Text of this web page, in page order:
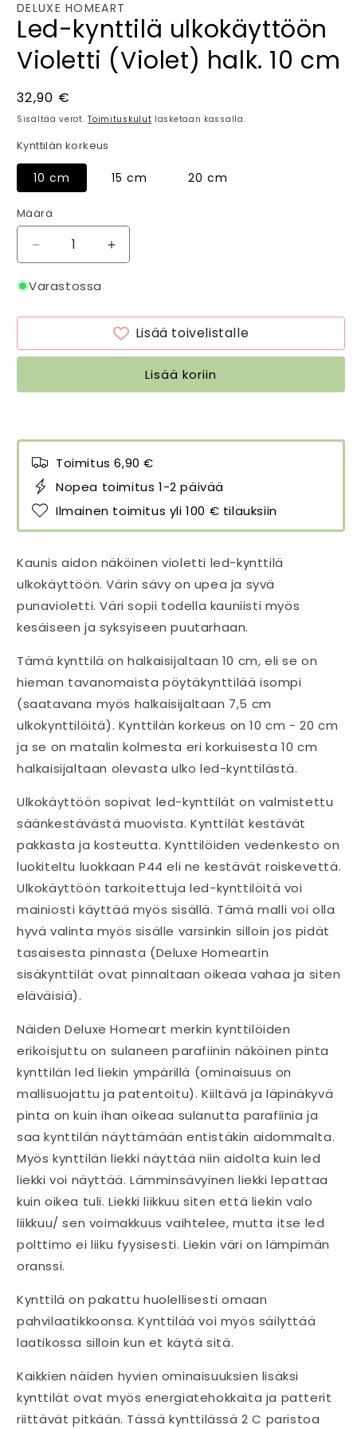
DELUXE HOMEART
Led-kynttilä ulkokäyttöön
Violetti (Violet) halk. 10 cm
Normaalihinta
32,90 €
Sisältää verot.Toimituskulut lasketaan kassalla.
Kynttilän korkeus
10 cm 15 cm 20 cm
Määrä
Määrä
Vähennä
tuotteen
Led-
ulkokäyttöön
(Violet)
Lisää
tuotteen
ulkokäyttöön
Violetti
(Violet)
Varastossa
Lisää toivelistalle
Lisää koriin
Toimitus 6,90 €
Nopea toimitus 1-2 päivää
Ilmainen toimitus yli 100 € tilauksiin
Kaunis aidon näköinen violetti led-kynttilä
ulkokäyttöön. Värin sävy on upea ja syvä
punavioletti. Väri sopii todella kauniisti myös
kesäiseen ja syksyiseen puutarhaan.
Tämä kynttilä on halkaisijaltaan 10 cm, eli se on
hieman tavanomaista pöytäkynttilää isompi
(saatavana myös halkaisijaltaan 7,5 cm
ulkokynttilöitä). Kynttilän korkeus on 10 cm - 20 cm
ja se on matalin kolmesta eri korkuisesta 10 cm
halkaisijaltaan olevasta ulko led-kynttilästä.
Ulkokäyttöön sopivat led-kynttilät on valmistettu
säänkestävästä muovista. Kynttilät kestävät
pakkasta ja kosteutta. Kynttilöiden vedenkesto on
luokiteltu luokkaan P44 eli ne kestävät roiskevettä.
Ulkokäyttöön tarkoitettuja led-kynttilöitä voi
mainiosti käyttää myös sisällä. Tämä malli voi olla
hyvä valinta myös sisälle varsinkin silloin jos pidät
tasaisesta pinnasta (Deluxe Homeartin
sisäkynttilät ovat pinnaltaan oikeaa vahaa ja siten
eläväisiä).
Näiden Deluxe Homeart merkin kynttilöiden
erikoisjuttu on sulaneen parafiinin näköinen pinta
kynttilän led liekin ympärillä (ominaisuus on
mallisuojattu ja patentoitu). Kiiltävä ja läpinäkyvä
pinta on kuin ihan oikeaa sulanutta parafiinia ja
saa kynttilän näyttämään entistäkin aidommalta.
Myös kynttilän liekki näyttää niin aidolta kuin led
liekki voi näyttää. Lämminsävyinen liekki lepattaa
kuin oikea tuli. Liekki liikkuu siten että liekin valo
liikkuu/ sen voimakkuus vaihtelee, mutta itse led
polttimo ei liiku fyysisesti. Liekin väri on lämpimän
oranssi.
Kynttilä on pakattu huolellisesti omaan
pahvilaatikkoonsa. Kynttilää voi myös säilyttää
laatikossa silloin kun et käytä sitä.
Kaikkien näiden hyvien ominaisuuksien lisäksi
kynttilät ovat myös energiatehokkaita ja patterit
riittävät pitkään. Tässä kynttilässä 2 C paristoa